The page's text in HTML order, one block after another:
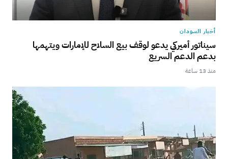
أخبار السودان
سيناتور أميركي يدعو لوقف بيع السلاح للإمارات ويتهمها
بدعم الدعم السريع
منذ 13 ساعة